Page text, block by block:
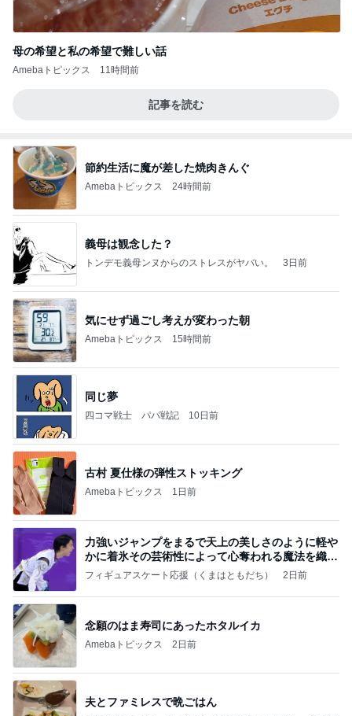
母の希望と私の希望で難しい話
Amebaトピックス 11時間前
記事を読む
節約生活に魔が差した焼肉きんぐ
Amebaトピックス 24時間前
義母は観念した？
トンデモ義母ンヌからのストレスがヤバい。 3日前
気にせず過ごし考えが変わった朝
Amebaトピックス 15時間前
同じ夢
四コマ戦士 パパ戦記 10日前
古村 夏仕様の弾性ストッキング
Amebaトピックス 1日前
力強いジャンプをまるで天上の美しさのように軽や
かに着氷その芸術性によって心奪われる魔法を織り
なす
フィギュアスケート応援（くまはともだち） 2日前
念願のはま寿司にあったホタルイカ
Amebaトピックス 2日前
夫とファミレスで晩ごはん